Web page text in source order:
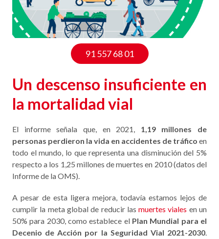
91 557 68 01
Un descenso insuficiente en
la mortalidad vial
El informe señala que, en 2021, 1,19 millones de
personas perdieron la vida en accidentes de tráfico en
todo el mundo, lo que representa una disminución del 5%
respecto a los 1,25 millones de muertes en 2010 (datos del
Informe de la OMS).
A pesar de esta ligera mejora, todavía estamos lejos de
cumplir la meta global de reducir lasmuertes viales en un
50% para 2030, como establece el Plan Mundial para el
Decenio de Acción por la Seguridad Vial 2021-2030.